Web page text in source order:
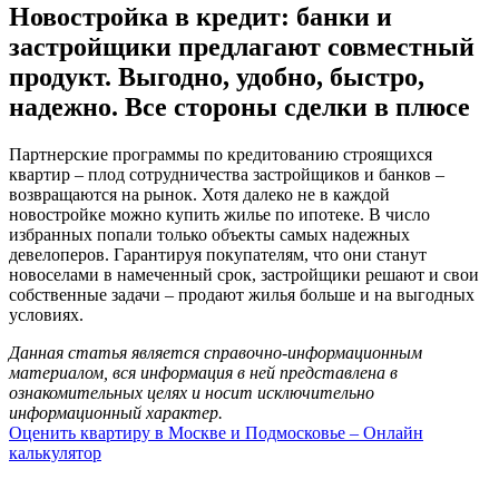
Новостройка в кредит: банки и
застройщики предлагают совместный
продукт. Выгодно, удобно, быстро,
надежно. Все стороны сделки в плюсе
Партнерские программы по кредитованию строящихся
квартир – плод сотрудничества застройщиков и банков –
возвращаются на рынок. Хотя далеко не в каждой
новостройке можно купить жилье по ипотеке. В число
избранных попали только объекты самых надежных
девелоперов. Гарантируя покупателям, что они станут
новоселами в намеченный срок, застройщики решают и свои
собственные задачи – продают жилья больше и на выгодных
условиях.
Данная статья является справочно-информационным
материалом, вся информация в ней представлена в
ознакомительных целях и носит исключительно
информационный характер.
Оценить квартиру в Москве и Подмосковье – Онлайн
калькулятор